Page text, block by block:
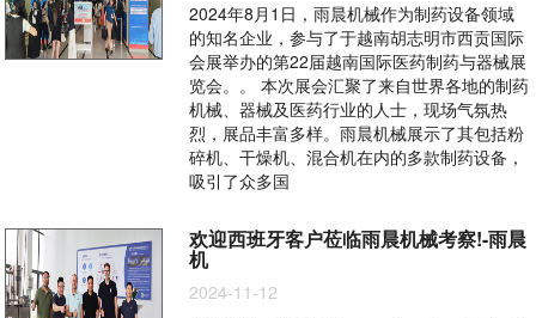
2024年8月1日，雨晨机械作为制药设备领域
的知名企业，参与了于越南胡志明市西贡国际
会展举办的第22届越南国际医药制药与器械展
览会。。 本次展会汇聚了来自世界各地的制药
机械、器械及医药行业的人士，现场气氛热
烈，展品丰富多样。雨晨机械展示了其包括粉
碎机、干燥机、混合机在内的多款制药设备，
吸引了众多国
欢迎西班牙客户莅临雨晨机械考察!-雨晨
机
2024-11-12